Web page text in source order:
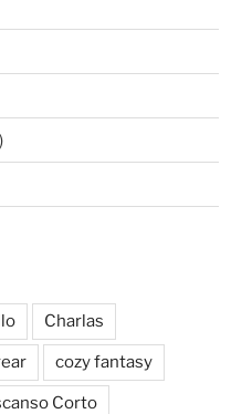
Charlas
cozy fantasy
Corto